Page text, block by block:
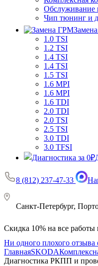
Обслуживание
Чип тюнинг и
1.0 TSI
1.2 TSI
1.4 TSI
1.4 TSI
1.5 TSI
1.6 MPI
1.6 MPI
1.6 TDI
2.0 TDI
2.0 TSI
2.5 TSI
3.0 TDI
3.0 TFSI
8 (812) 237-47-33
Санкт-Петербург,
Скидка 10% на все
Ни одного плохого отзыва
ГлавнаяSKODA
Диагностика РКПП и